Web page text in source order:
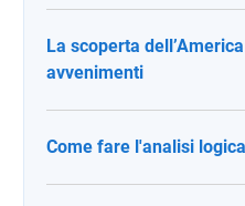
La scoperta
avvenimenti
Come fare l'analisi